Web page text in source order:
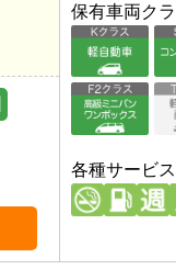
保有車両ク
各種サービス